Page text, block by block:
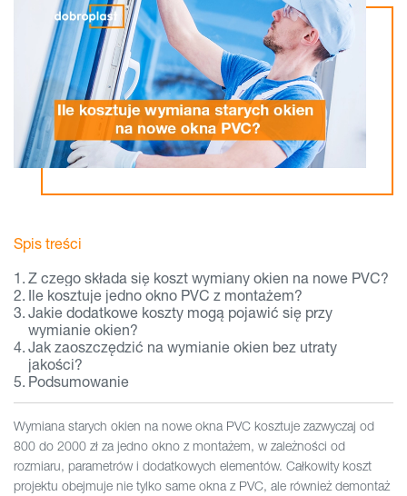
Spis treści
Z czego składa się koszt wymiany okien na nowe PVC?
Ile kosztuje jedno okno PVC z montażem?
Jakie dodatkowe koszty mogą pojawić się przy
wymianie okien?
Jak zaoszczędzić na wymianie okien bez utraty
jakości?
Podsumowanie
Wymiana starych okien na nowe okna PVC kosztuje zazwyczaj od
800 do 2000 zł za jedno okno z montażem, w zależności od
rozmiaru, parametrów i dodatkowych elementów. Całkowity koszt
projektu obejmuje nie tylko same okna z PVC, ale również demontaż